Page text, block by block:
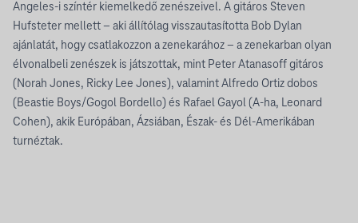
Angeles-i színtér kiemelkedő zenészeivel. A gitáros Steven
Hufsteter mellett – aki állítólag visszautasította Bob Dylan
ajánlatát, hogy csatlakozzon a zenekarához – a zenekarban olyan
élvonalbeli zenészek is játszottak, mint Peter Atanasoff gitáros
(Norah Jones, Ricky Lee Jones), valamint Alfredo Ortiz dobos
(Beastie Boys/Gogol Bordello) és Rafael Gayol (A-ha, Leonard
Cohen), akik Európában, Ázsiában, Észak- és Dél-Amerikában
turnéztak.